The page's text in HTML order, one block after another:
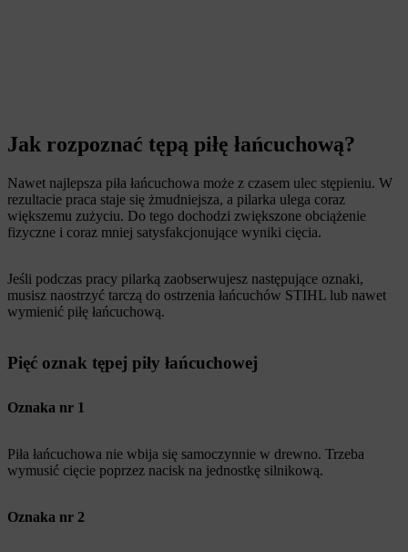
Jak rozpoznać tępą piłę łańcuchową?
Nawet najlepsza piła łańcuchowa może z czasem ulec stępieniu. W
rezultacie praca staje się żmudniejsza, a pilarka ulega coraz
większemu zużyciu. Do tego dochodzi zwiększone obciążenie
fizyczne i coraz mniej satysfakcjonujące wyniki cięcia.
Jeśli podczas pracy pilarką zaobserwujesz następujące oznaki,
musisz naostrzyć tarczą do ostrzenia łańcuchów STIHL lub nawet
wymienić piłę łańcuchową.
Pięć oznak tępej piły łańcuchowej
Oznaka nr 1
Piła łańcuchowa nie wbija się samoczynnie w drewno. Trzeba
wymusić cięcie poprzez nacisk na jednostkę silnikową.
Oznaka nr 2